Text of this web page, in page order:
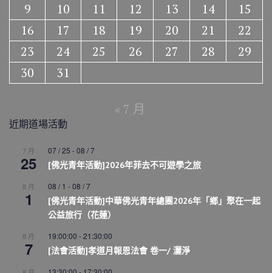
9
10 11 12 13 14
15
16
17 18 19 20 21
22
23
24 25 26 27 28
29
30
31
« 7 月
近期道場活動
7 月
25
07 / 25 -08 / 7
[佛光青年活動]2026年菲去不可遊學之旅
8 月
1
08 / 1 -08 / 7
[佛光青年活動]中華佛光青年總團2026年「鄉」聚在一起
公益旅行（花蓮）
8 月
7
19:00:00 -21:30:00
[法會活動]孝道月報恩法會 卷一/ 灑淨